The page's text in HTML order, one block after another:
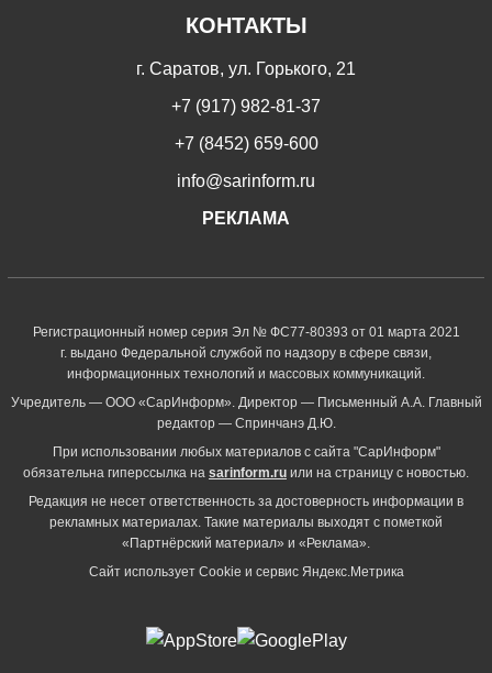
КОНТАКТЫ
г. Саратов, ул. Горького, 21
+7 (917) 982-81-37
+7 (8452) 659-600
info@sarinform.ru
РЕКЛАМА
Регистрационный номер серия Эл № ФС77-80393 от 01 марта 2021
г. выдано Федеральной службой по надзору в сфере связи,
информационных технологий и массовых коммуникаций.
Учредитель — ООО «СарИнформ». Директор — Письменный А.А. Главный
редактор — Спринчанэ Д.Ю.
При использовании любых материалов с сайта "СарИнформ"
обязательна гиперссылка на sarinform.ru или на страницу с новостью.
Редакция не несет ответственность за достоверность информации в
рекламных материалах. Такие материалы выходят с пометкой
«Партнёрский материал» и «Реклама».
Сайт использует Cookie и сервиc Яндекс.Метрика